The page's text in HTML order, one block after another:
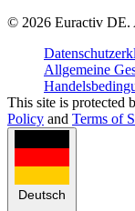
© 2026 Euractiv DE.
Allgemeine
This site is protected
Policy and Terms of
Deutsch